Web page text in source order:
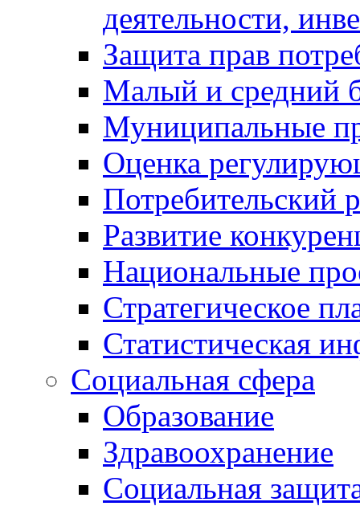
деятельности,
Защита прав
Малый и средний
Муниципальные
Оценка
Потребительский
Развитие
Национальные
Стратегическое
Статистическая
Социальная сфера
Образование
Здравоохранение
Социальная